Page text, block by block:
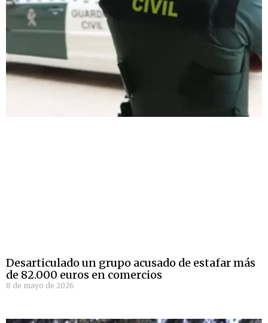
Desarticulado un grupo acusado de estafar más
de 82.000 euros en comercios
8 de mayo de 2026